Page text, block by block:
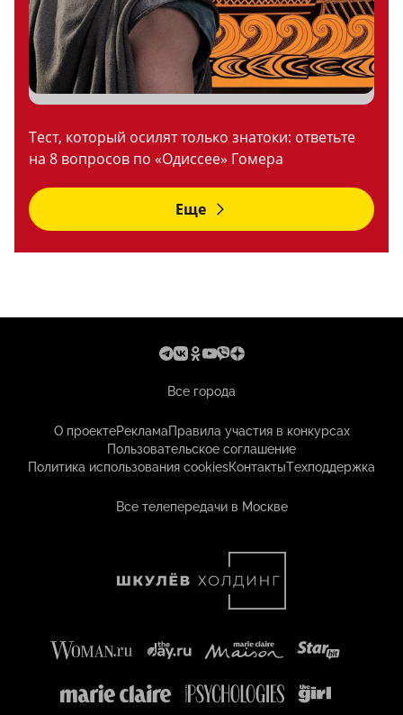
Тест, который осилят только знатоки: ответьте
на 8 вопросов по «Одиссее» Гомера
Еще
Все города
О проектеРекламаПравила участия в конкурсах
Пользовательское соглашение
Политика использования cookiesКонтактыТехподдержка
Все телепередачи в Москве